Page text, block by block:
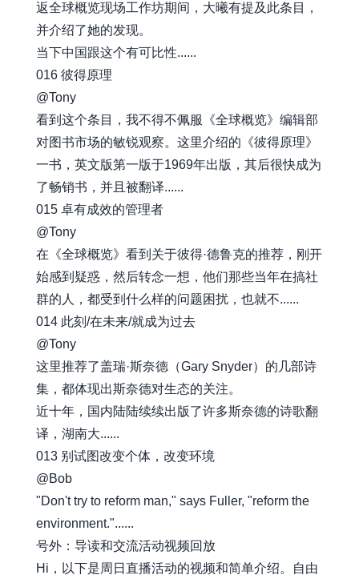
返全球概览现场工作坊期间，大曦有提及此条目，
并介绍了她的发现。
当下中国跟这个有可比性......
016 彼得原理
@Tony
看到这个条目，我不得不佩服《全球概览》编辑部
对图书市场的敏锐观察。这里介绍的《彼得原理》
一书，英文版第一版于1969年出版，其后很快成为
了畅销书，并且被翻译......
015 卓有成效的管理者
@Tony
在《全球概览》看到关于彼得·德鲁克的推荐，刚开
始感到疑惑，然后转念一想，他们那些当年在搞社
群的人，都受到什么样的问题困扰，也就不......
014 此刻/在未来/就成为过去
@Tony
这里推荐了盖瑞·斯奈德（Gary Snyder）的几部诗
集，都体现出斯奈德对生态的关注。
近十年，国内陆陆续续出版了许多斯奈德的诗歌翻
译，湖南大......
013 别试图改变个体，改变环境
@Bob
"Don't try to reform man," says Fuller, "reform the
environment."......
号外：导读和交流活动视频回放
Hi，以下是周日直播活动的视频和简单介绍。自由